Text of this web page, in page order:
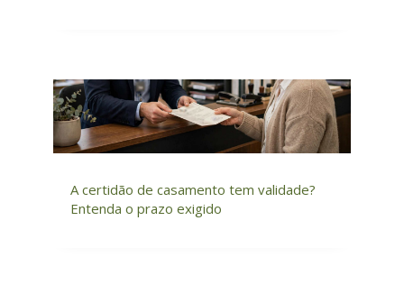
A certidão de casamento tem validade?
Entenda o prazo exigido